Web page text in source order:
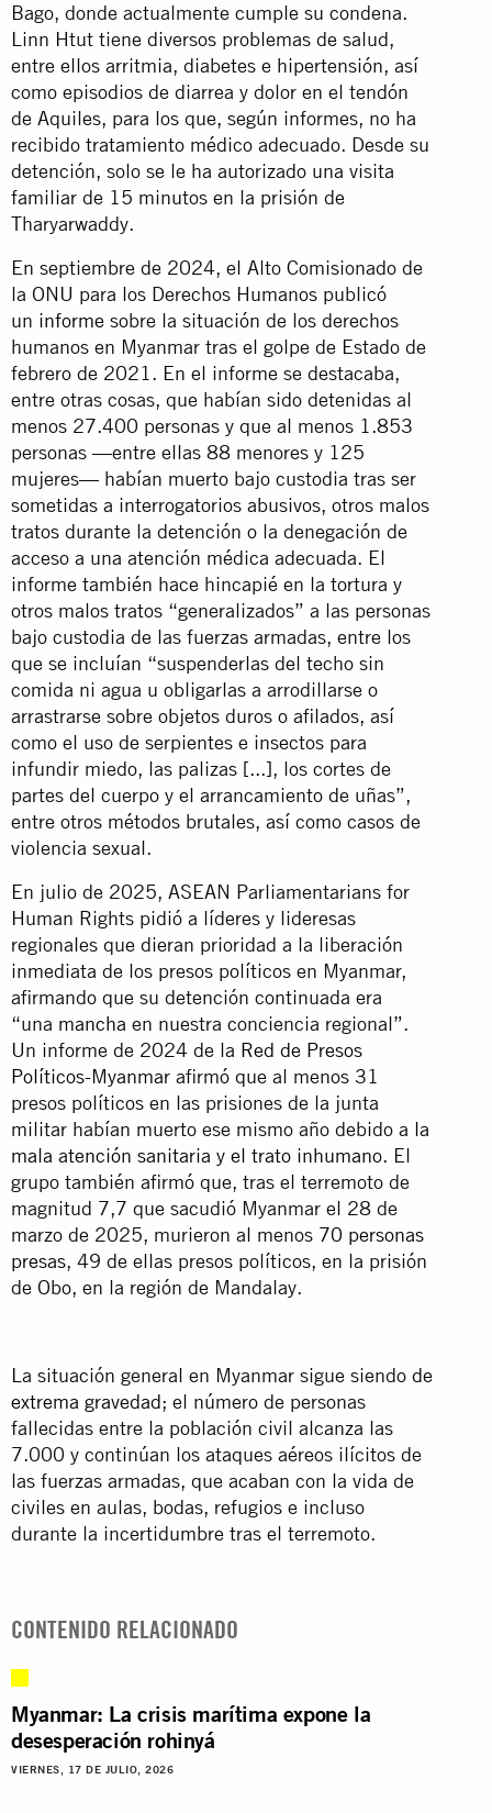
Bago, donde actualmente cumple su condena.
Linn Htut tiene diversos problemas de salud,
entre ellos arritmia, diabetes e hipertensión, así
como episodios de diarrea y dolor en el tendón
de Aquiles, para los que, según informes, no ha
recibido tratamiento médico adecuado. Desde su
detención, solo se le ha autorizado una visita
familiar de 15 minutos en la prisión de
Tharyarwaddy.
En septiembre de 2024, el Alto Comisionado de
la ONU para los Derechos Humanos publicó
un informe sobre la situación de los derechos
humanos en Myanmar tras el golpe de Estado de
febrero de 2021. En el informe se destacaba,
entre otras cosas, que habían sido detenidas al
menos 27.400 personas y que al menos 1.853
personas —entre ellas 88 menores y 125
mujeres— habían muerto bajo custodia tras ser
sometidas a interrogatorios abusivos, otros malos
tratos durante la detención o la denegación de
acceso a una atención médica adecuada. El
informe también hace hincapié en la tortura y
otros malos tratos “generalizados” a las personas
bajo custodia de las fuerzas armadas, entre los
que se incluían “suspenderlas del techo sin
comida ni agua u obligarlas a arrodillarse o
arrastrarse sobre objetos duros o afilados, así
como el uso de serpientes e insectos para
infundir miedo, las palizas [...], los cortes de
partes del cuerpo y el arrancamiento de uñas”,
entre otros métodos brutales, así como casos de
violencia sexual.
En julio de 2025, ASEAN Parliamentarians for
Human Rights pidió a líderes y lideresas
regionales que dieran prioridad a la liberación
inmediata de los presos políticos en Myanmar,
afirmando que su detención continuada era
“una mancha en nuestra conciencia regional”.
Un informe de 2024 de la Red de Presos
Políticos-Myanmar afirmó que al menos 31
presos políticos en las prisiones de la junta
militar habían muerto ese mismo año debido a la
mala atención sanitaria y el trato inhumano. El
grupo también afirmó que, tras el terremoto de
magnitud 7,7 que sacudió Myanmar el 28 de
marzo de 2025, murieron al menos 70 personas
presas, 49 de ellas presos políticos, en la prisión
de Obo, en la región de Mandalay.
La situación general en Myanmar sigue siendo de
extrema gravedad; el número de personas
fallecidas entre la población civil alcanza las
7.000 y continúan los ataques aéreos ilícitos de
las fuerzas armadas, que acaban con la vida de
civiles en aulas, bodas, refugios e incluso
durante la incertidumbre tras el terremoto.
CONTENIDO RELACIONADO
Myanmar: La crisis marítima expone la
desesperación rohinyá
VIERNES, 17 DE JULIO, 2026